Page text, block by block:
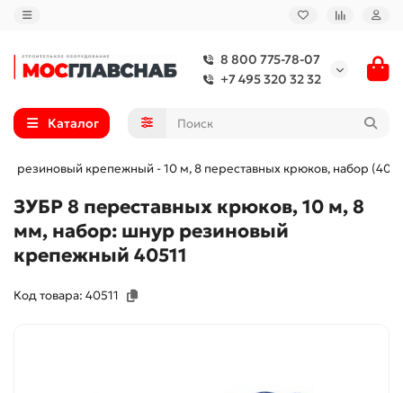
8 800 775-78-07
+7 495 320 32 32
Каталог
резиновый крепежный - 10 м, 8 переставных крюков, набор
ЗУБР 8 переставных крюков, 10 м, 8
мм, набор: шнур резиновый
крепежный 40511
Код товара: 40511